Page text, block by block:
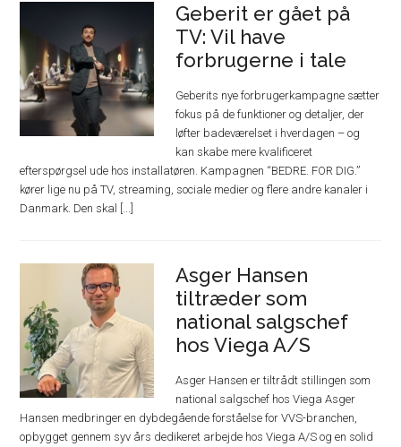
Geberit er gået på
TV: Vil have
forbrugerne i tale
Geberits nye forbrugerkampagne sætter
fokus på de funktioner og detaljer, der
løfter badeværelset i hverdagen – og
kan skabe mere kvalificeret
efterspørgsel ude hos installatøren. Kampagnen “BEDRE. FOR DIG.”
kører lige nu på TV, streaming, sociale medier og flere andre kanaler i
Danmark. Den skal [...]
Asger Hansen
tiltræder som
national salgschef
hos Viega A/S
Asger Hansen er tiltrådt stillingen som
national salgschef hos Viega Asger
Hansen medbringer en dybdegående forståelse for VVS-branchen,
opbygget gennem syv års dedikeret arbejde hos Viega A/S og en solid